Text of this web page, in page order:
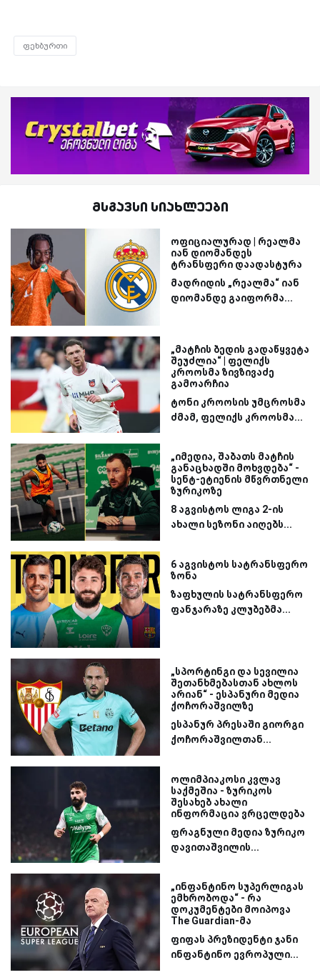
ფეხბურთი
მსგავსი სიახლეები
ოფიციალურად | რეალმა
იან დიომანდეს
ტრანსფერი დაადასტურა
მადრიდის „რეალმა“ იან
დიომანდე გაიფორმა...
„მატჩის ბედის გადაწყვეტა
შეუძლია“ | ფელიქს
კროოსმა ზივზივაძე
გამოარჩია
ტონი კროოსის უმცროსმა
ძმამ, ფელიქს კროოსმა...
„იმედია, შაბათს მატჩის
განაცხადში მოხვდება“ -
სენტ-ეტიენის მწვრთნელი
ზურიკოზე
8 აგვისტოს ლიგა 2-ის
ახალი სეზონი აიღებს...
6 აგვისტოს სატრანსფერო
ზონა
ზაფხულის სატრანსფერო
ფანჯარაზე კლუბებმა...
„სპორტინგი და სევილია
შეთანხმებასთან ახლოს
არიან“ - ესპანური მედია
ქოჩორაშვილზე
ესპანურ პრესაში გიორგი
ქოჩორაშვილთან...
ოლიმპიაკოსი კვლავ
საქმეშია - ზურიკოს
შესახებ ახალი
ინფორმაცია ვრცელდება
ფრაგნული მედია ზურიკო
დავითაშვილის...
„ინფანტინო სუპერლიგას
ემხრობოდა“ - რა
დოკუმენტები მოიპოვა
The Guardian-მა
ფიფას პრეზიდენტი ჯანი
ინფანტინო ევროპული...